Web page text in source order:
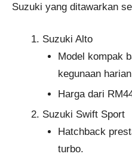
Suzuki yang ditawarkan
Suzuki Alto
Model kompak
kegunaan
Harga dari
Suzuki Swift Sport
Hatchback
turbo.